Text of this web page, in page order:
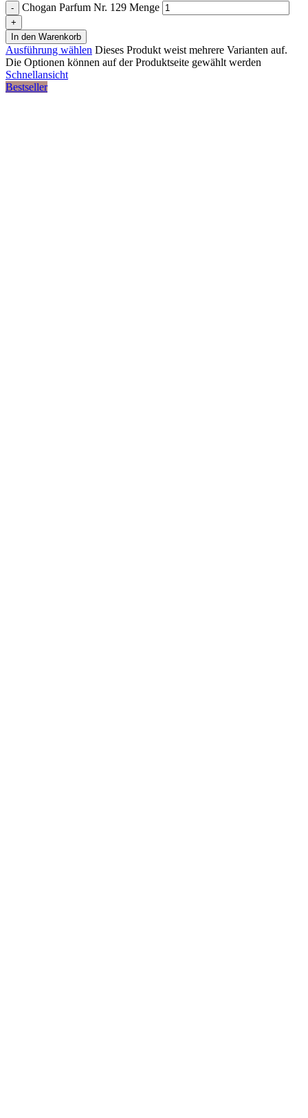
Chogan Parfum Nr. 129 Menge
In den Warenkorb
Ausführung wählen Dieses Produkt weist mehrere Varianten auf.
Die Optionen können auf der Produktseite gewählt werden
Schnellansicht
Bestseller